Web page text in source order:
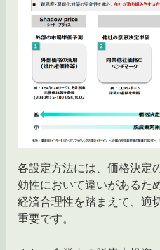
各設定方法には、価格決定
効性において違いがあるた
経済合理性を踏まえて、適
重要です。